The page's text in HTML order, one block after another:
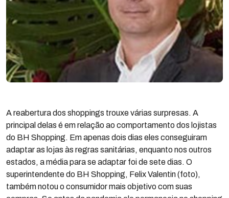
A reabertura dos shoppings trouxe várias surpresas. A
principal delas é em relação ao comportamento dos lojistas
do BH Shopping. Em apenas dois dias eles conseguiram
adaptar as lojas às regras sanitárias, enquanto nos outros
estados, a média para se adaptar foi de sete dias. O
superintendente do BH Shopping, Felix Valentin (foto),
também notou o consumidor mais objetivo com suas